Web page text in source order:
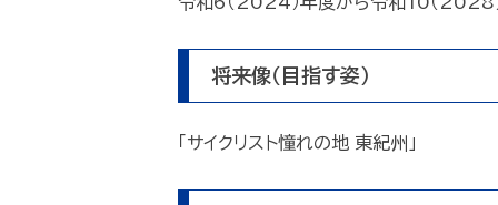
将来像（目指す姿）
「サイクリスト憧れの地 東紀州」